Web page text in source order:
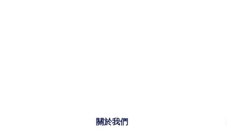
關於我們